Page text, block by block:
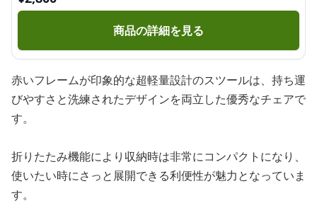
商品の詳細を見る
赤いフレームが印象的な超軽量設計のスツールは、持ち運
びやすさと洗練されたデザインを両立した優秀なチェアで
す。
折りたたみ機能により収納時は非常にコンパクトになり、
使いたい時にさっと展開できる利便性が魅力となっていま
す。